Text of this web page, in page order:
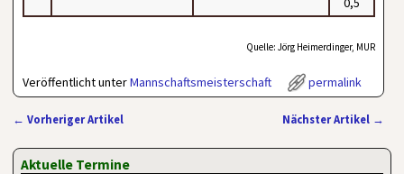
Quelle: Jörg Heimerdinger, MUR
Veröffentlicht unterMannschaftsmeisterschaft permalink
← Vorheriger Artikel Nächster Artikel →
Aktuelle Termine